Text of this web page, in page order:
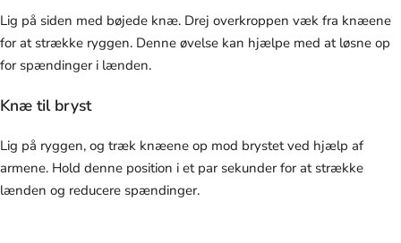
Lig på siden med bøjede knæ. Drej overkroppen væk fra knæene
for at strække ryggen. Denne øvelse kan hjælpe med at løsne op
for spændinger i lænden.
Knæ til bryst
Lig på ryggen, og træk knæene op mod brystet ved hjælp af
armene. Hold denne position i et par sekunder for at strække
lænden og reducere spændinger.